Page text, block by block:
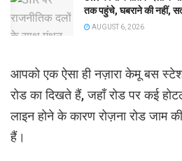
तक पहुंचे, घबराने की नहीं,
AUGUST 6, 2026
आपको एक ऐसा ही नज़ारा केमू बस
रोड का दिखते हैं, जहाँ रोड पर कई
लाइन होने के कारण रोज़ना रोड जाम
हैं।